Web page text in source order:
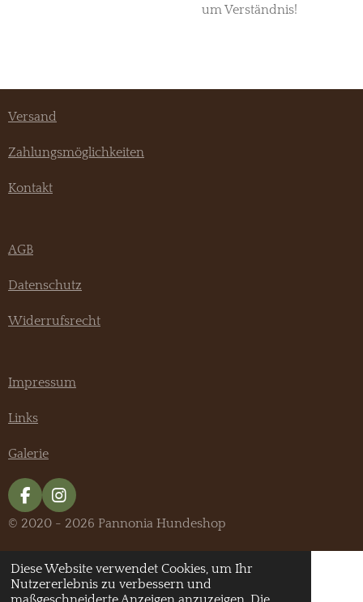
Diese Website verwendet Cookies, um Ihr
Nutzererlebnis zu verbessern und
um Verständnis!
Versand
Zahlungsmöglichkeiten
Kontakt
AGB
Datenschutz
Widerrufsrecht
Impressum
Links
Galerie
F
a
c
o
o
I
n
a
g
r
© 2020 - 2026 Pannonia Hundeshop